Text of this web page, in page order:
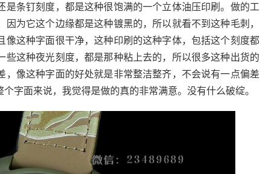
条钉刻度，都是这种很饱满的一个立体油压印刷。做的工
为它这个边缘都是这种镀黑的，所以就看不到这种毛刺，
这种字面很干净，这种印刷的这种字体，包括这个刻度都
这种夜光刻度，都是那种粘上去的，所以很多这种出货的
像这种字面的好处就是非常整洁整齐，不会说有一点偏差
字面来说，我觉得是做的真的非常满意。没有什么破绽。